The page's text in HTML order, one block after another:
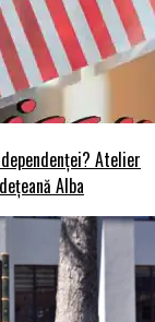
Atelier
Alba